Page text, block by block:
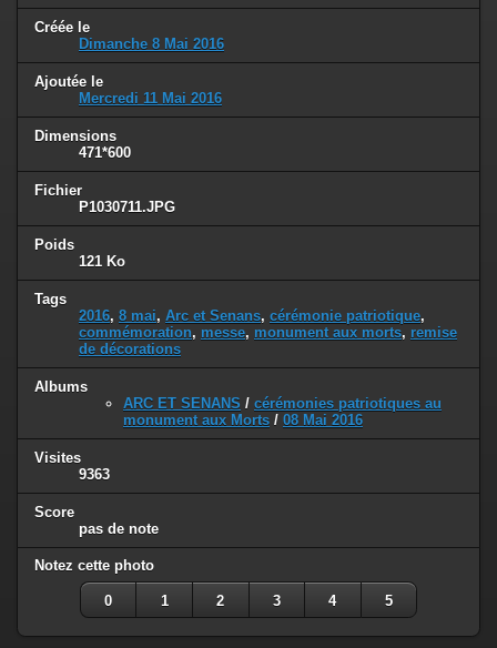
Créée le
Dimanche 8 Mai 2016
Ajoutée le
Mercredi 11 Mai 2016
Dimensions
471*600
Fichier
P1030711.JPG
Poids
121 Ko
Tags
2016, 8 mai, Arc et Senans, cérémonie patriotique,
commémoration, messe, monument aux morts, remise
de décorations
Albums
ARC ET SENANS / cérémonies patriotiques au
monument aux Morts / 08 Mai 2016
Visites
9363
Score
pas de note
Notez cette photo
0 1 2 3 4 5